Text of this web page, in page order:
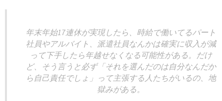
年末年始17連休が実現したら、時給で働いてるパート
社員やアルバイト、派遣社員なんかは確実に収入が減
って下手したら年越せなくなる可能性がある。だけ
ど、そう言うと必ず「それを選んだのは自分なんだか
ら自己責任でしょ」って主張する人たちがいるの、地
獄みがある。